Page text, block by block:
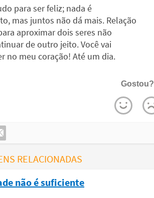
para ser feliz; nada é
mas juntos não dá mais. Relação
aproximar dois seres não
de outro jeito. Você vai
no meu coração! Até um dia.
Gostou?
RELACIONADAS
não é suficiente